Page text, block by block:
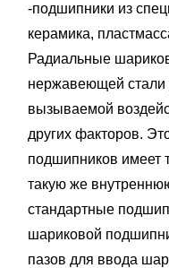
-подшипники из
керамика,
Радиальные
нержавеющей стали
вызываемой
других факторов.
подшипников имеет
такую же
стандартные
шариковой
пазов для ввода